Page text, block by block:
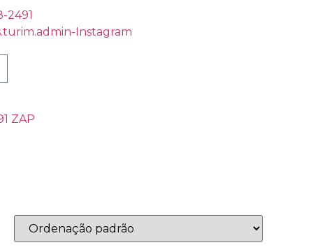
2491
Instagram
ZAP